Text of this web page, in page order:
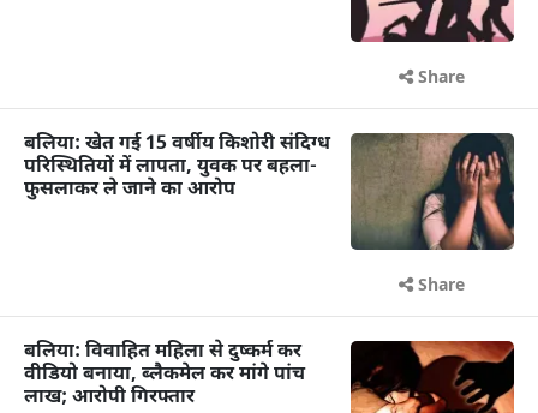
Share
बलिया: खेत गई 15 वर्षीय किशोरी संदिग्ध
परिस्थितियों में लापता, युवक पर बहला-
फुसलाकर ले जाने का आरोप
Share
बलिया: विवाहित महिला से दुष्कर्म कर
वीडियो बनाया, ब्लैकमेल कर मांगे पांच
लाख; आरोपी गिरफ्तार